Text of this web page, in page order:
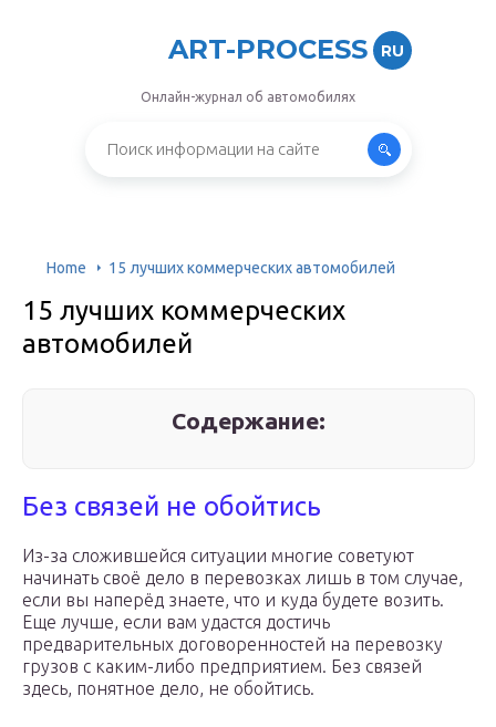
ART-PROCESS RU
Онлайн-журнал об автомобилях
Home 15 лучших коммерческих автомобилей
15 лучших коммерческих
автомобилей
Содержание:
Без связей не обойтись
Из-за сложившейся ситуации многие советуют
начинать своё дело в перевозках лишь в том случае,
если вы наперёд знаете, что и куда будете возить.
Еще лучше, если вам удастся достичь
предварительных договоренностей на перевозку
грузов с каким-либо предприятием. Без связей
здесь, понятное дело, не обойтись.